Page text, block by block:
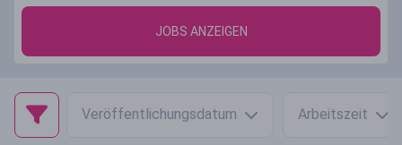
JOBS ANZEIGEN
Veröffentlichungsdatum Arbeitszeit